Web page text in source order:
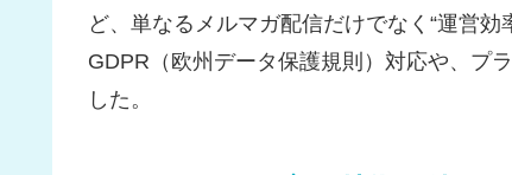
ど、単なるメルマガ配信だけでなく“運営
GDPR（欧州データ保護規則）対応や、プ
した。